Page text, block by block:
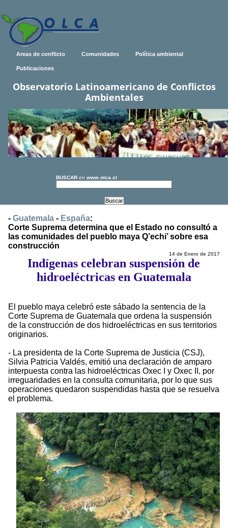
Areas de conflicto Comunidades Política ambiental
Publicaciones
Observatorio Latinoamericano de Conflictos
Ambientales
BUSCAR en www.olca.cl
- Guatemala - España:
Corte Suprema determina que el Estado no consultó a
las comunidades del pueblo maya Q’echi’ sobre esa
construcción
14 de Enero de 2017
Indígenas celebran suspensión de
hidroeléctricas en Guatemala
El pueblo maya celebró este sábado la sentencia de la
Corte Suprema de Guatemala que ordena la suspensión
de la construcción de dos hidroeléctricas en sus territorios
originarios.
- La presidenta de la Corte Suprema de Justicia (CSJ),
Silvia Patricia Valdés, emitió una declaración de amparo
interpuesta contra las hidroeléctricas Oxec I y Oxec II, por
irreguaridades en la consulta comunitaria, por lo que sus
operaciones quedaron suspendidas hasta que se resuelva
el problema.